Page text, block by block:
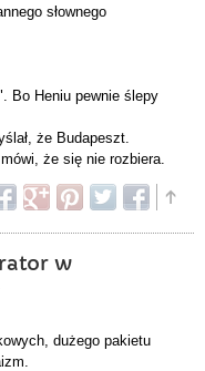
słownego
Bo Heniu pewnie ślepy
że Budapeszt.
że się nie rozbiera.
w
dużego pakietu